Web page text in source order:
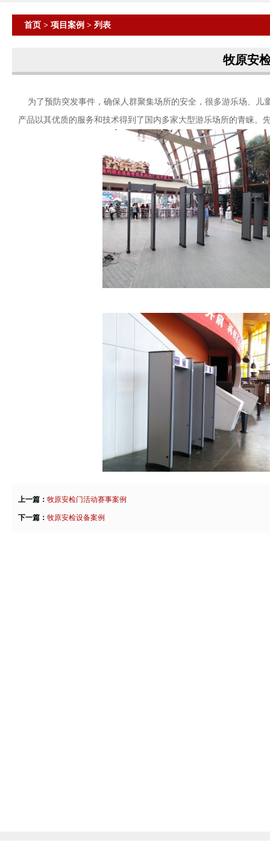
首页 > 项目案例 > 列表
牧原安
为了预防突发事件，确保人群聚集场所的安全，很多游乐场、儿
产品以其优质的服务和技术得到了国内多家大型游乐场所的青睐。
上一篇： 牧原安检门活动赛事案例
下一篇： 牧原安检设备案例